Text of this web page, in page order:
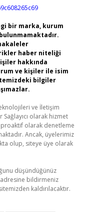
bir marka, kurum
haber niteliği
hakkında
ve kişiler ile isim
bilgiler
ve İletişim
Sağlayıcı olarak hizmet
olarak denetleme
Ancak, üyelerimiz
olup, siteye üye olarak
düşündüğünüz
adresine bildirmeniz
kaldırılacaktır.